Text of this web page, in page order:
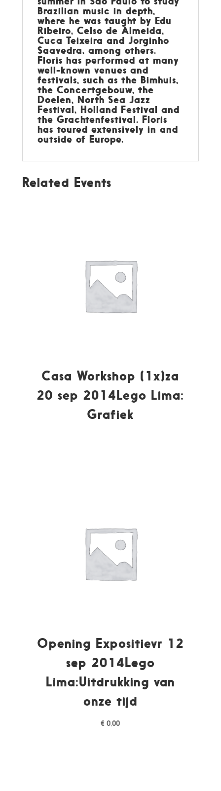
Brazilian music in depth,
where he was taught by Edu
Ribeiro, Celso de Almeida,
Cuca Teixeira and Jorginho
Saavedra, among others.
Floris has performed at many
well-known venues and
festivals, such as the Bimhuis,
the Concertgebouw, the
Doelen, North Sea Jazz
Festival, Holland Festival and
the Grachtenfestival. Floris
has toured extensively in and
outside of Europe.
Related Events
Casa Workshop (1x)za
20 sep 2014Lego Lima:
Grafiek
Opening Expositievr 12
sep 2014Lego
Lima:Uitdrukking van
onze tijd
€ 0,00